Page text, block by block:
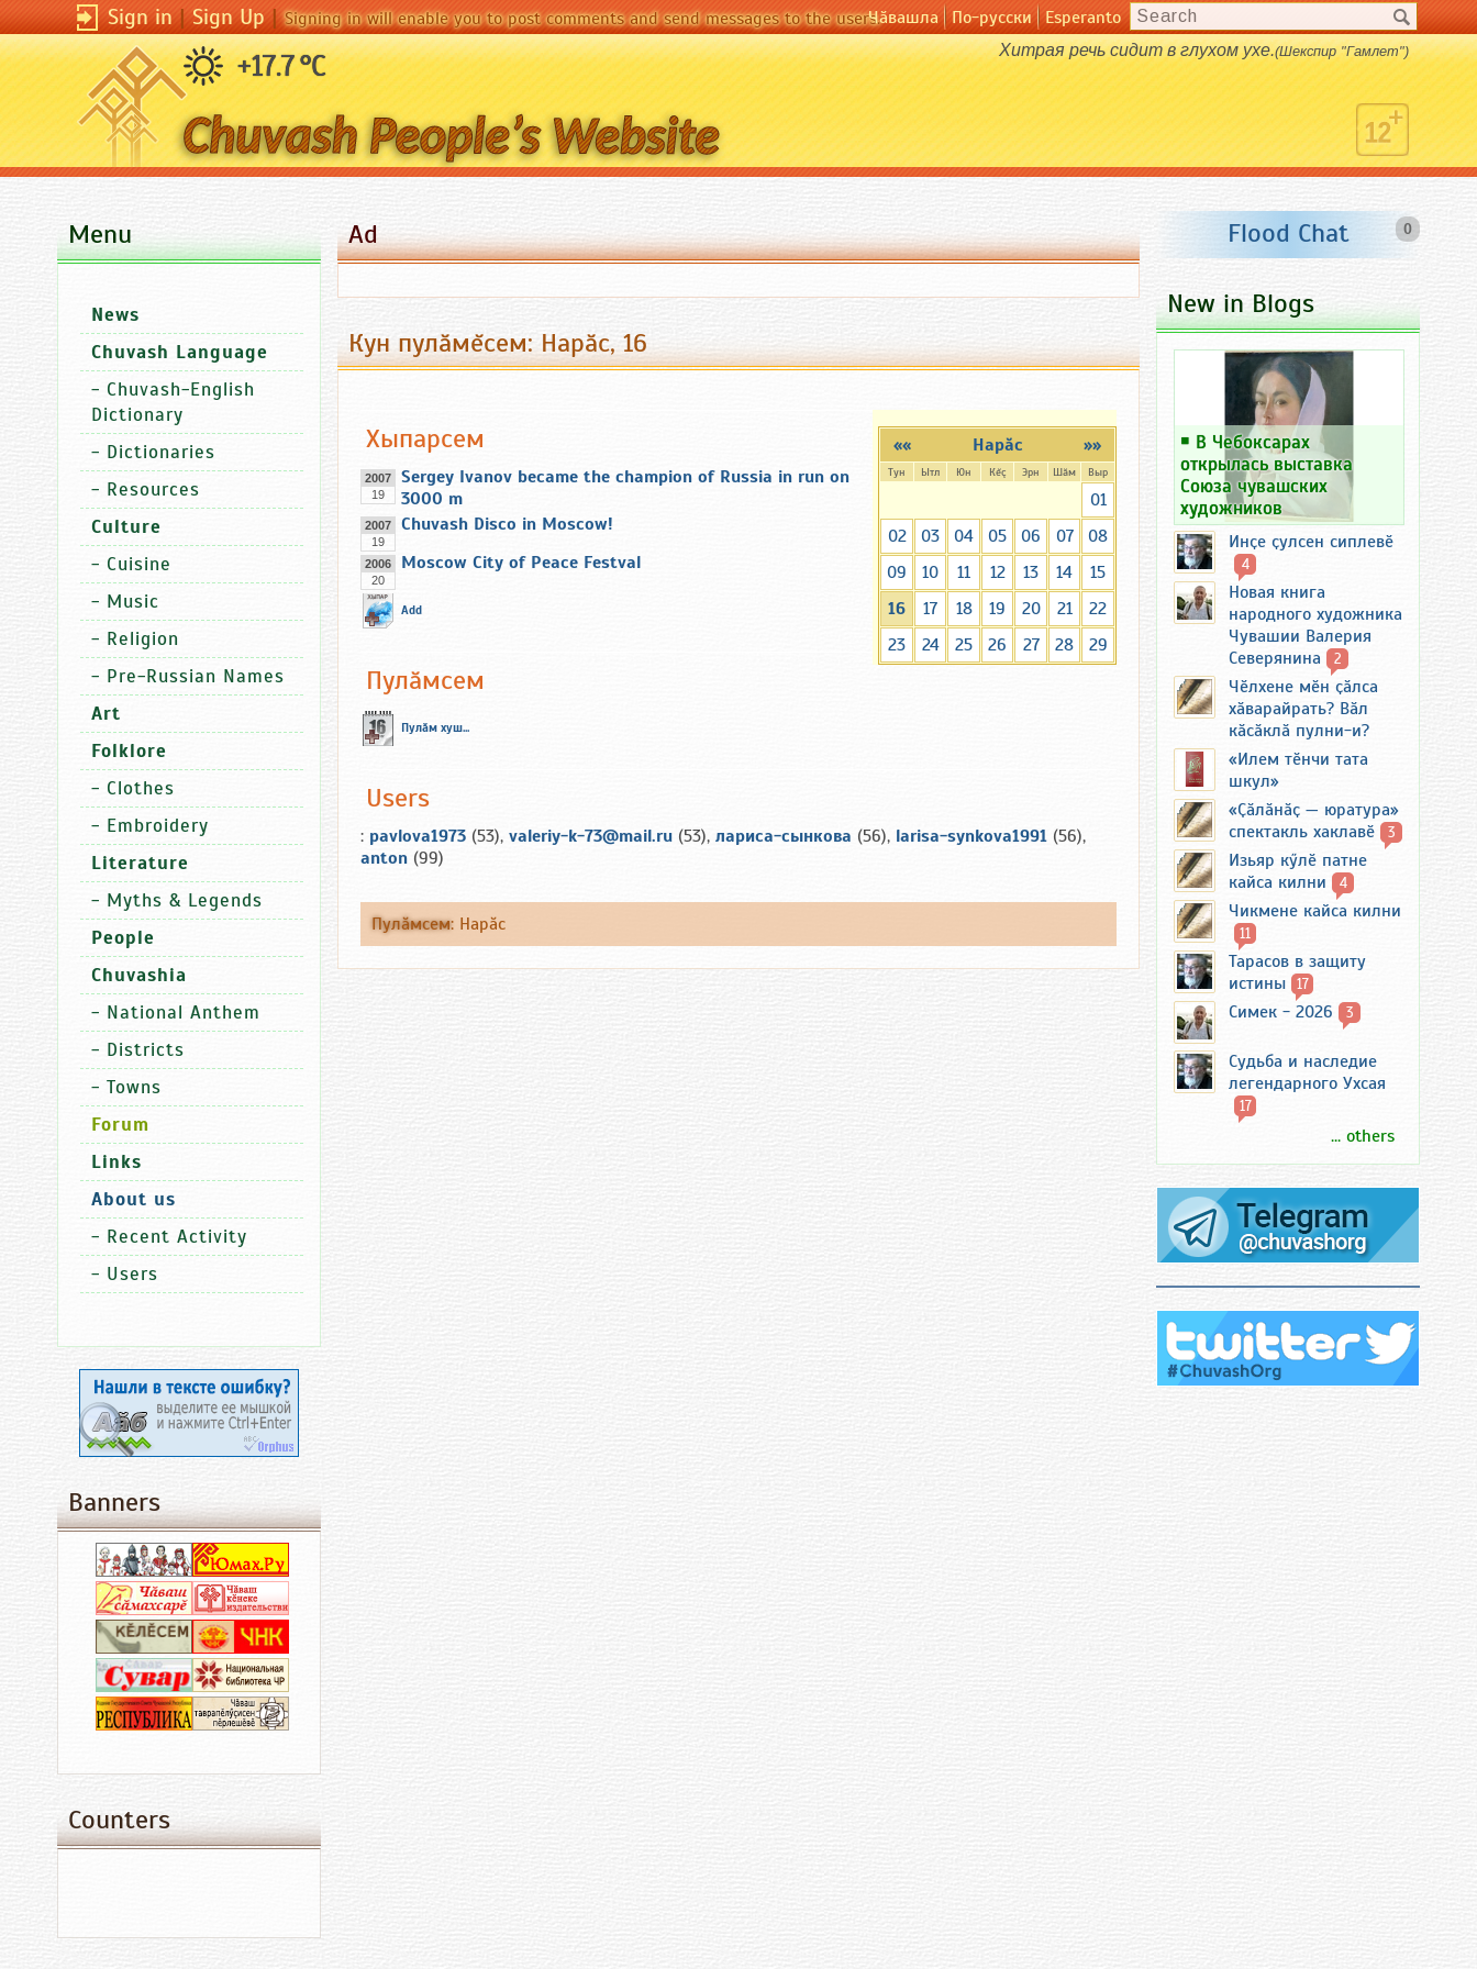
Sign in|Sign Up|Signing in will enable you to post comments and send messages to the users.Чӑвашла По-русски Esperanto
+17.7 °C Хитрая речь сидит в глухом ухе.(Шекспир "Гамлет")
Ad
Кун пулăмĕсем: Нарăс, 16
»»
«« Нарăс
Тун Ытл Юн Кĕç Эрн Шăм Выр
01
02
03 04 05 06 07
08
09
10 11 12 13 14
15
16
17 18 19 20 21
22
23
24 25 26 27 28 29
Хыпарсем
2007
19
Sergey Ivanov became the champion of Russia in run on
3000 m
2007
19
Chuvash Disco in Moscow!
2006
20
Moscow City of Peace Festval
Add
Пулăмсем
Пулăм хуш...
Users
: pavlova1973 (53), valeriy-k-73@mail.ru (53), лариса-сынкова (56), larisa-synkova1991 (56),
anton (99)
Пулăмсем: Нарăс
Menu
News
Chuvash Language
- Chuvash-English
Dictionary
- Dictionaries
- Resources
Culture
- Cuisine
- Music
- Religion
- Pre-Russian Names
Art
Folklore
- Clothes
- Embroidery
Literature
- Myths & Legends
People
Chuvashia
- National Anthem
- Districts
- Towns
Forum
Links
About us
- Recent Activity
- Users
Banners
Counters
0
Flood Chat
New in Blogs
￭ В Чебоксарах
открылась выставка
Союза чувашских
художников
Инҫе ҫулсен сиплевӗ
4
Новая книга
народного художника
Чувашии Валерия
Северянина
2
Чӗлхене мӗн ҫӑлса
хӑварайрать? Вӑл
кӑсӑклӑ пулни-и?
«Илем тӗнчи тата
шкул»
«Ҫӑлӑнӑҫ — юратура»
спектакль хаклавӗ
3
Изьяр кӳлӗ патне
кайса килни
4
Чикмене кайса килни
11
Тарасов в защиту
истины 17
Симек - 2026 3
Судьба и наследие
легендарного Ухсая
17
... others